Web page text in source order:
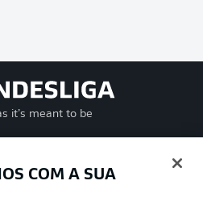
it’s meant to be
DA BUNDESLIGA
COM A SUA